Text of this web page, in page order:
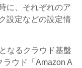
に、それぞれのア
設定などの設定情
なるクラウド基盤
ラウド「Amazon A